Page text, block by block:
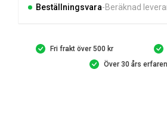
Beställningsvara Beräknad
Fri frakt över 500 kr
Över 30 års